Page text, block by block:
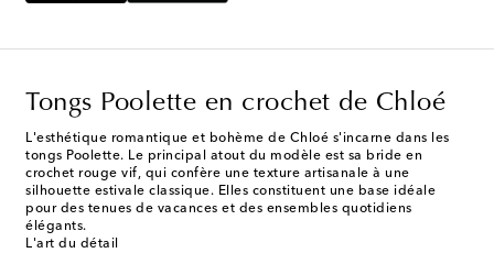
Tongs Poolette en crochet de Chloé
L'esthétique romantique et bohème de Chloé s'incarne dans les
tongs Poolette. Le principal atout du modèle est sa bride en
crochet rouge vif, qui confère une texture artisanale à une
silhouette estivale classique. Elles constituent une base idéale
pour des tenues de vacances et des ensembles quotidiens
élégants.
L'art du détail